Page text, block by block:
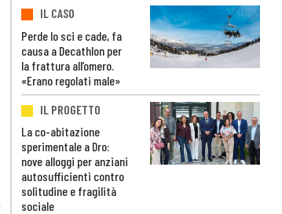
IL CASO
Perde lo sci e cade, fa
causa a Decathlon per
la frattura all’omero.
«Erano regolati male»
IL PROGETTO
La co-abitazione
sperimentale a Dro:
nove alloggi per anziani
autosufficienti contro
solitudine e fragilità
sociale